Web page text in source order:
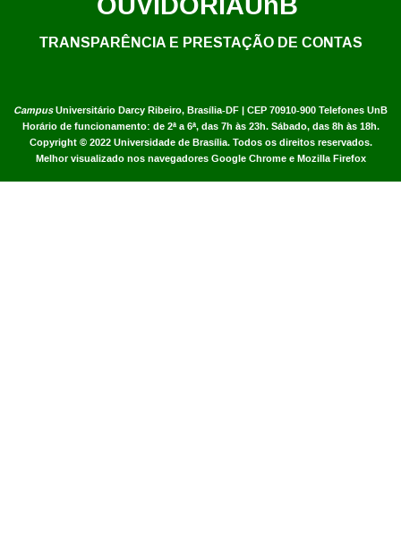
CampusUniversitário Darcy Ribeiro, Brasília-DF | CEP 70910-900 Telefones UnB
Horário de funcionamento: de 2ª a 6ª, das 7h às 23h. Sábado, das 8h às 18h.
Copyright © 2022 Universidade de Brasília. Todos os direitos reservados.
Melhor visualizado nos navegadores Google Chrome e Mozilla Firefox
TRANSPARÊNCIA E PRESTAÇÃO DE CONTAS